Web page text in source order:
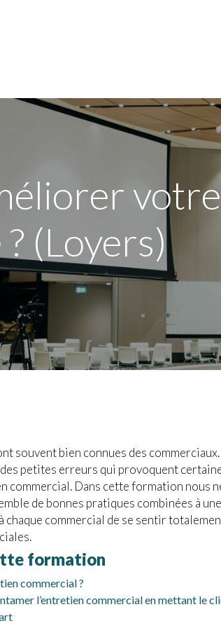
(Loyers)
souvent bien connues des
petites erreurs qui provoquent
commercial. Dans cette formation nous
de bonnes pratiques combinées à
commercial de se sentir
formation
commercial ?
l’entretien commercial en mettant le